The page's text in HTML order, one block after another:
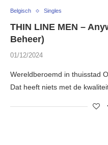
Belgisch Singles
THIN LINE MEN –
Beheer)
01/12/2024
Wereldberoemd in thuisstad
Dat heeft niets met de